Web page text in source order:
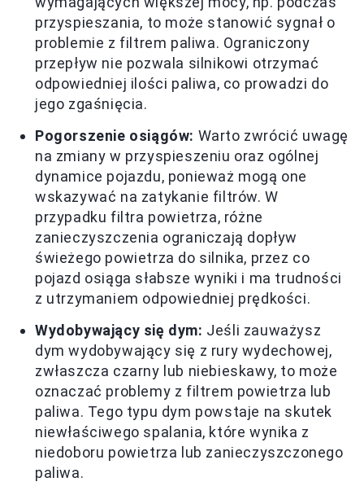
przyspieszania, to może stanowić sygnał o
problemie z filtrem paliwa. Ograniczony
przepływ nie pozwala silnikowi otrzymać
odpowiedniej ilości paliwa, co prowadzi do
jego zgaśnięcia.
Pogorszenie osiągów: Warto zwrócić uwagę
na zmiany w przyspieszeniu oraz ogólnej
dynamice pojazdu, ponieważ mogą one
wskazywać na zatykanie filtrów. W
przypadku filtra powietrza, różne
zanieczyszczenia ograniczają dopływ
świeżego powietrza do silnika, przez co
pojazd osiąga słabsze wyniki i ma trudności
z utrzymaniem odpowiedniej prędkości.
Wydobywający się dym: Jeśli zauważysz
dym wydobywający się z rury wydechowej,
zwłaszcza czarny lub niebieskawy, to może
oznaczać problemy z filtrem powietrza lub
paliwa. Tego typu dym powstaje na skutek
niewłaściwego spalania, które wynika z
niedoboru powietrza lub zanieczyszczonego
paliwa.